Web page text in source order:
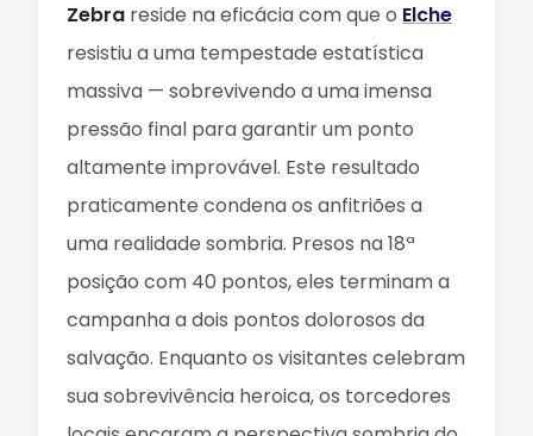
Zebra reside na eficácia com que o Elche
resistiu a uma tempestade estatística
massiva — sobrevivendo a uma imensa
pressão final para garantir um ponto
altamente improvável. Este resultado
praticamente condena os anfitriões a
uma realidade sombria. Presos na 18ª
posição com 40 pontos, eles terminam a
campanha a dois pontos dolorosos da
salvação. Enquanto os visitantes celebram
sua sobrevivência heroica, os torcedores